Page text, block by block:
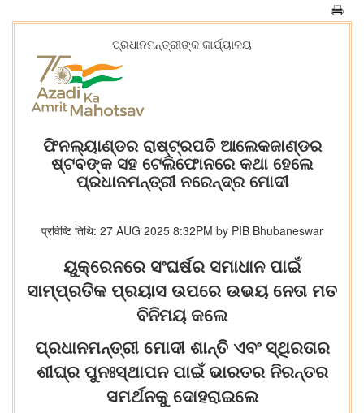
ପ୍ରଧାନମନ୍ତ୍ରୀଙ୍କ କାର୍ଯ୍ୟାଳୟ
ଫିନଲ୍ୟାଣ୍ଡର ରାଷ୍ଟ୍ରପତି ଆଲେକଜାଣ୍ଡର
ଷ୍ଟବଙ୍କ ସହ ଟେଲିଫୋନରେ କଥା ହେଲେ
ପ୍ରଧାନମନ୍ତ୍ରୀ ନରେନ୍ଦ୍ର ମୋଦୀ
प्रविष्टि तिथि: 27 AUG 2025 8:32PM by PIB Bhubaneswar
ୟୁକ୍ରେନରେ ସଂଘର୍ଷର ସମାଧାନ ପାଇଁ
ସାମ୍ପ୍ରତିକ ପ୍ରୟାସ ଉପରେ ଉଭୟ ନେତା ମତ
ବିନିମୟ କଲେ
ପ୍ରଧାନମନ୍ତ୍ରୀ ମୋଦୀ ଶାନ୍ତି ଏବଂ ସ୍ଥିରତାର
ଶୀଘ୍ର ପୁନଃସ୍ଥାପନ ପାଇଁ ଭାରତର ନିରନ୍ତର
ସମର୍ଥନକୁ ଦୋହରାଇଲେ